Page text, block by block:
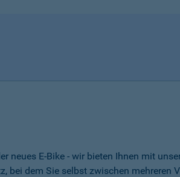
neues E-Bike - wir bieten Ihnen mit
bei dem Sie selbst zwischen mehreren